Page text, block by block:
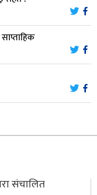
कालोपत्रे सम्पन्न
संचालित